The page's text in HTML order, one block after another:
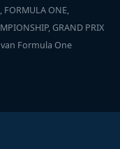
ONE,
GRAND PRIX
Formula One